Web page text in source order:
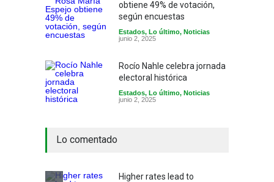
obtiene 49% de votación,
según encuestas
Estados, Lo último, Noticias
junio 2, 2025
Rocío Nahle celebra jornada
electoral histórica
Estados, Lo último, Noticias
junio 2, 2025
Lo comentado
Higher rates lead to